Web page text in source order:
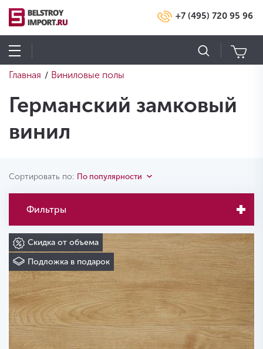
+7 (495) 720 95 96
Главная / Виниловые полы
Германский замковый
винил
Сортировать по: По популярности
Фильтры
Скидка от объема
Подложка в подарок